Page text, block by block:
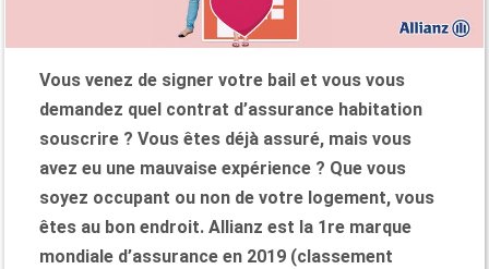
Vous venez de signer votre bail et vous vous
demandez quel contrat d’assurance habitation
souscrire ? Vous êtes déjà assuré, mais vous
avez eu une mauvaise expérience ? Que vous
soyez occupant ou non de votre logement, vous
êtes au bon endroit. Allianz est la 1re marque
mondiale d’assurance en 2019 (classement